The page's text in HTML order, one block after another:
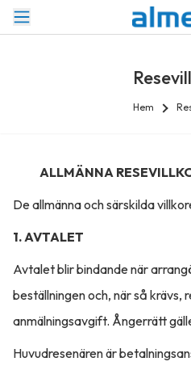
Hem
ALLMÄNNA
De allmänna och särskilda
1. AVTALET
Avtalet blir bindande när
beställningen och, när så
anmälningsavgift. Ångerrätt
Huvudresenären är